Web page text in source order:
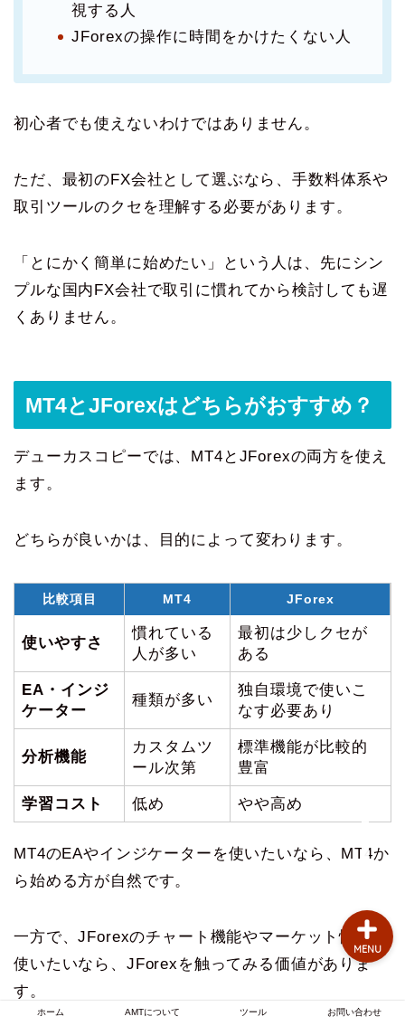
視する人
JForexの操作に時間をかけたくない人
初心者でも使えないわけではありません。
ただ、最初のFX会社として選ぶなら、手数料体系や
取引ツールのクセを理解する必要があります。
「とにかく簡単に始めたい」という人は、先にシン
プルな国内FX会社で取引に慣れてから検討しても遅
くありません。
MT4とJForexはどちらがおすすめ？
デューカスコピーでは、MT4とJForexの両方を使え
ます。
どちらが良いかは、目的によって変わります。
比較項目 MT4 JForex
使いやすさ
慣れている
人が多い
最初は少しクセが
ある
EA・インジ
ケーター
種類が多い
独自環境で使いこ
なす必要あり
分析機能
カスタムツ
ール次第
標準機能が比較的
豊富
学習コスト 低め やや高め
MT4のEAやインジケーターを使いたいなら、MT4か
ら始める方が自然です。
一方で、JForexのチャート機能やマーケット情報を
使いたいなら、JForexを触ってみる価値がありま
す。
ホーム AMTについて ツール お問い合わせ
MENU
お問い合わせ
AMTについて
自動売買のお悩み
MT4のお悩み
FX業者